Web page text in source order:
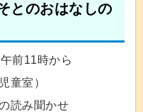
とのおはなしの
前11時から
童室）
読み聞かせ